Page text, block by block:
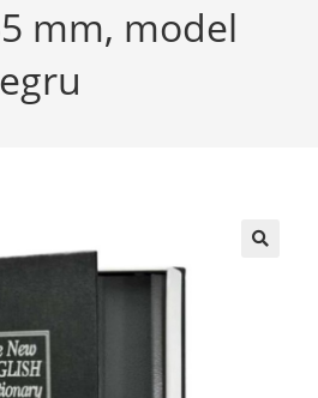
mm, model